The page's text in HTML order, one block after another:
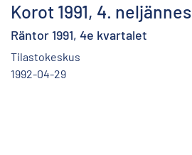
Korot 1991, 4. neljännes
Räntor 1991, 4e kvartalet
Tilastokeskus
1992-04-29